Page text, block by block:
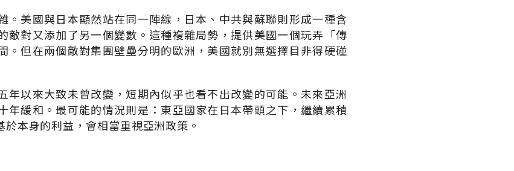
。美國與日本顯然站在同一陣線，日本、中共與蘇聯則形成一種含
敵對又添加了另一個變數。這種複雜局勢，提供美國一個玩弄「傳
。但在兩個敵對集團壁壘分明的歐洲，美國就別無選擇目非得硬碰
年以來大致未曾改變，短期內似乎也看不出改變的可能。未來亞洲
年緩和。最可能的情況則是：東亞國家在日本帶頭之下，繼續累積
本身的利益，會相當重視亞洲政策。